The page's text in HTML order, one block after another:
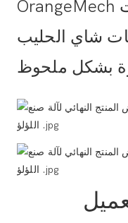
OrangeMech على تثبيت حجم الجزيئات
شاي الحليب